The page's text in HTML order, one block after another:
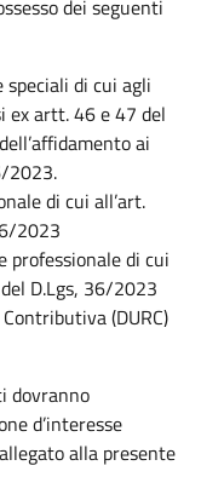
dei seguenti
di cui agli
ex artt. 46 e 47 del
ai
2023.
di cui all’art.
2023
professionale di cui
D.Lgs, 36/2023
(DURC)
dovranno
d’interesse
alla presente